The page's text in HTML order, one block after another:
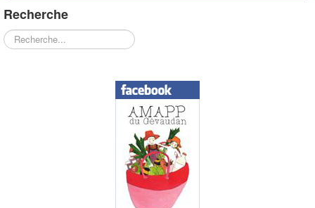
Nos paysans
Commandes
Recherche
Rechercher